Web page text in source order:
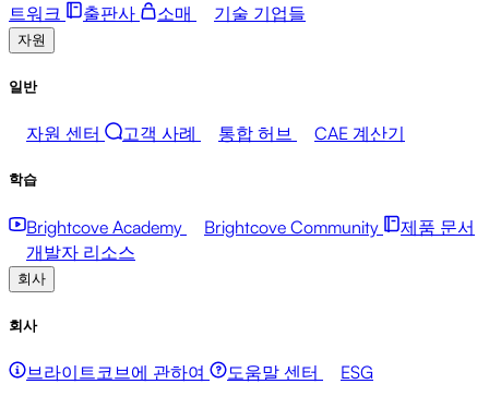
트워크
출판사 소매 기술 기업들
자원
일반
자원 센터 고객 사례 통합 허브 CAE 계산기
학습
Brightcove Academy Brightcove Community
제품 문서
개발자 리소스
회사
회사
브라이트코브에 관하여 도움말 센터 ESG